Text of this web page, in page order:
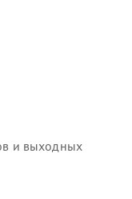
и выходных